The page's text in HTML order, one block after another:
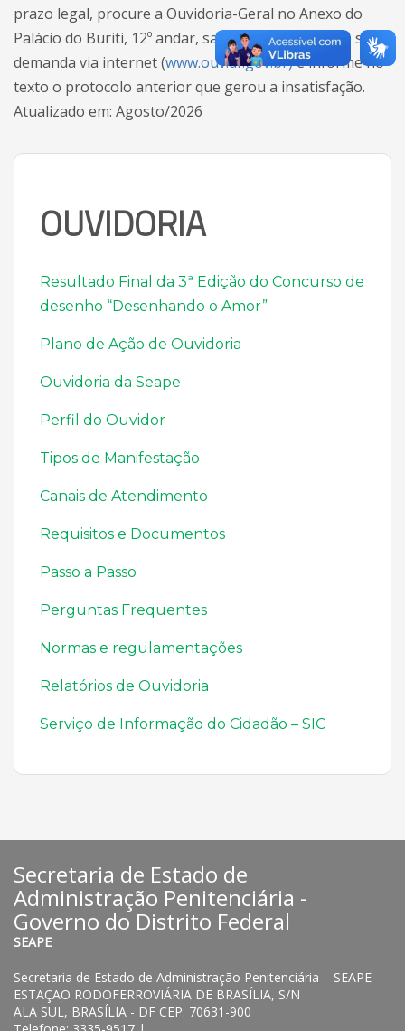
prazo legal, procure a Ouvidoria-Geral no Anexo do
Palácio do Buriti, 12º andar, sala 1.203, ou registre sua
demanda via internet (www.ouv.df.gov.br)e informe no
texto o protocolo anterior que gerou a insatisfação.
Atualizado em: Agosto/2026
OUVIDORIA
Resultado Final da 3ª Edição do Concurso de
desenho “Desenhando o Amor”
Plano de Ação de Ouvidoria
Ouvidoria da Seape
Perfil do Ouvidor
Tipos de Manifestação
Canais de Atendimento
Requisitos e Documentos
Passo a Passo
Perguntas Frequentes
Normas e regulamentações
Relatórios de Ouvidoria
Serviço de Informação do Cidadão – SIC
Secretaria de Estado de
Administração Penitenciária -
Governo do Distrito Federal
SEAPE
Secretaria de Estado de Administração Penitenciária – SEAPE
ESTAÇÃO RODOFERROVIÁRIA DE BRASÍLIA, S/N
ALA SUL, BRASÍLIA - DF CEP: 70631-900